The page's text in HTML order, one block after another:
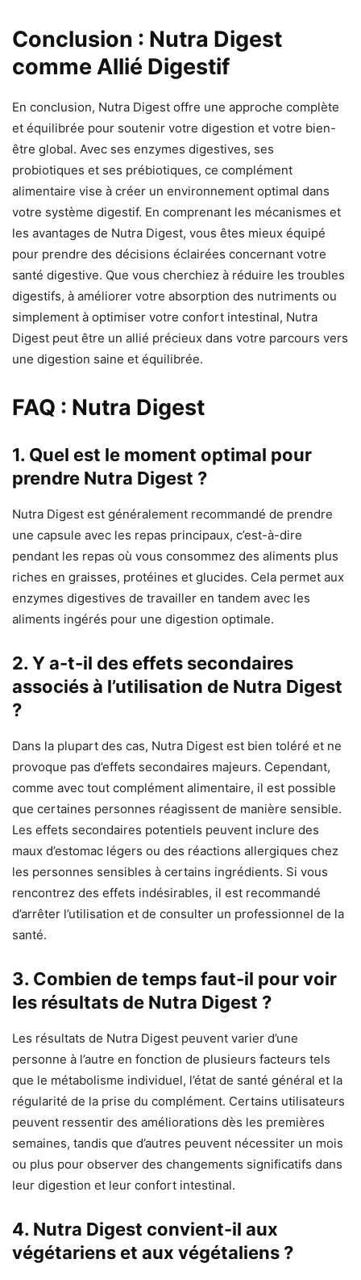
Conclusion : Nutra Digest
comme Allié Digestif
En conclusion, Nutra Digest offre une approche complète
et équilibrée pour soutenir votre digestion et votre bien-
être global. Avec ses enzymes digestives, ses
probiotiques et ses prébiotiques, ce complément
alimentaire vise à créer un environnement optimal dans
votre système digestif. En comprenant les mécanismes et
les avantages de Nutra Digest, vous êtes mieux équipé
pour prendre des décisions éclairées concernant votre
santé digestive. Que vous cherchiez à réduire les troubles
digestifs, à améliorer votre absorption des nutriments ou
simplement à optimiser votre confort intestinal, Nutra
Digest peut être un allié précieux dans votre parcours vers
une digestion saine et équilibrée.
FAQ : Nutra Digest
1. Quel est le moment optimal pour
prendre Nutra Digest ?
Nutra Digest est généralement recommandé de prendre
une capsule avec les repas principaux, c’est-à-dire
pendant les repas où vous consommez des aliments plus
riches en graisses, protéines et glucides. Cela permet aux
enzymes digestives de travailler en tandem avec les
aliments ingérés pour une digestion optimale.
2. Y a-t-il des effets secondaires
associés à l’utilisation de Nutra Digest
?
Dans la plupart des cas, Nutra Digest est bien toléré et ne
provoque pas d’effets secondaires majeurs. Cependant,
comme avec tout complément alimentaire, il est possible
que certaines personnes réagissent de manière sensible.
Les effets secondaires potentiels peuvent inclure des
maux d’estomac légers ou des réactions allergiques chez
les personnes sensibles à certains ingrédients. Si vous
rencontrez des effets indésirables, il est recommandé
d’arrêter l’utilisation et de consulter un professionnel de la
santé.
3. Combien de temps faut-il pour voir
les résultats de Nutra Digest ?
Les résultats de Nutra Digest peuvent varier d’une
personne à l’autre en fonction de plusieurs facteurs tels
que le métabolisme individuel, l’état de santé général et la
régularité de la prise du complément. Certains utilisateurs
peuvent ressentir des améliorations dès les premières
semaines, tandis que d’autres peuvent nécessiter un mois
ou plus pour observer des changements significatifs dans
leur digestion et leur confort intestinal.
4. Nutra Digest convient-il aux
végétariens et aux végétaliens ?